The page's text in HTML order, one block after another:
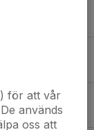
för att vår
används
oss att